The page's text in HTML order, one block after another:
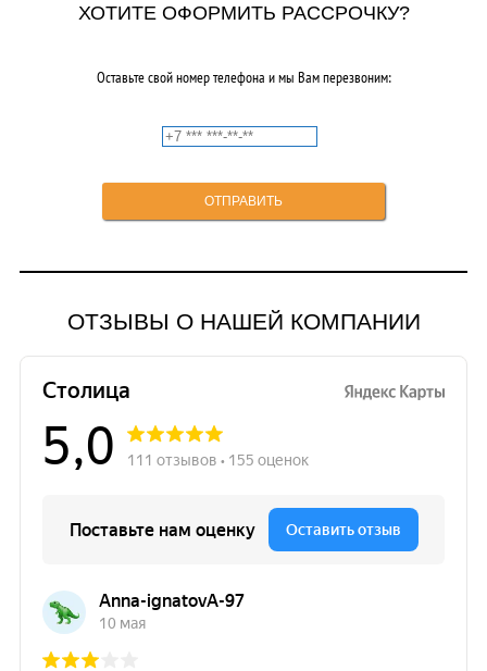
ХОТИТЕ ОФОРМИТЬ РАССРОЧКУ?
Оставьте свой номер телефона и мы Вам перезвоним:
ОТЗЫВЫ О НАШЕЙ КОМПАНИИ